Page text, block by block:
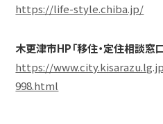
https://life-style.chiba.jp/
木更津市HP「移住・定住相談窓
https://
998.html